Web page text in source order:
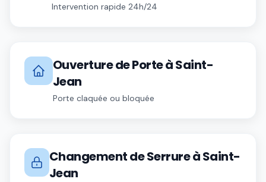
Intervention rapide 24h/24
Ouverture de PorteàSaint-
Jean
Porte claquée ou bloquée
Changement de SerrureàSaint-
Jean